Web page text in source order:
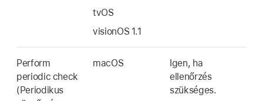
tvOS
visionOS 1.1
Perform
periodic check
(Periodikus
macOS
Igen, ha
ellenőrzés
szükséges.